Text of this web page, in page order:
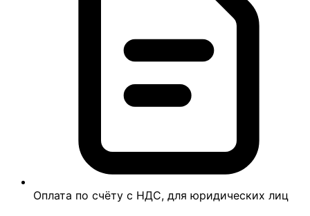
Оплата по счёту с НДС, для юридических лиц